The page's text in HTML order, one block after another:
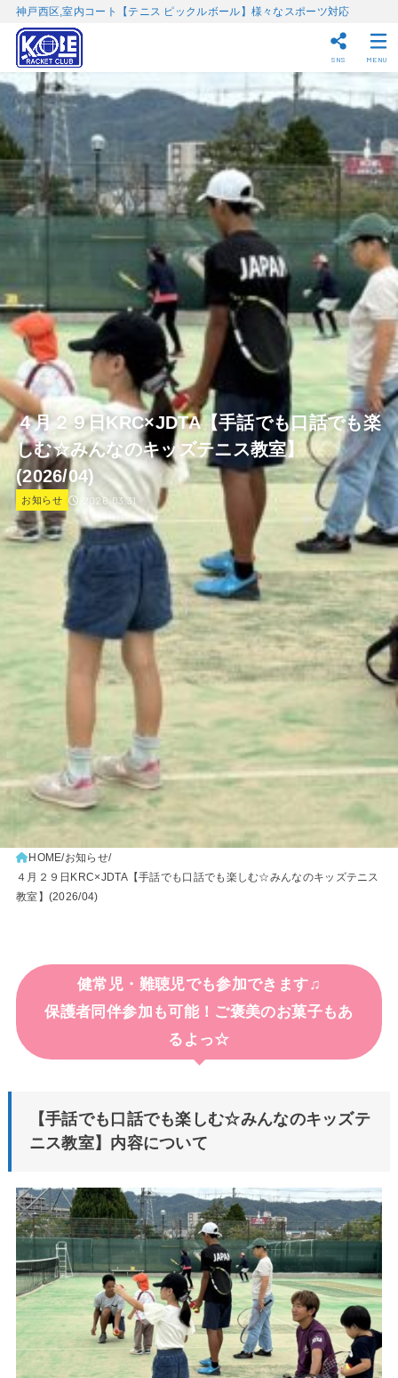
神戸西区,室内コート【テニス ピックルボール】様々なスポーツ対応
SNS MENU
４月２９日KRC×JDTA【手話でも口話でも楽
しむ☆みんなのキッズテニス教室】
(2026/04)
お知らせ 2026.03.31
HOME お知らせ
４月２９日KRC×JDTA【手話でも口話でも楽しむ☆みんなのキッズテニス
教室】(2026/04)
健常児・難聴児でも参加できます♫
保護者同伴参加も可能！ご褒美のお菓子もあ
るよっ☆
【手話でも口話でも楽しむ☆みんなのキッズテ
ニス教室】内容について